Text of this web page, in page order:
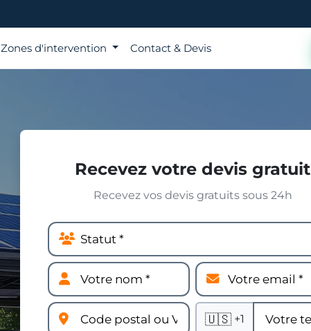
Zones d'intervention Contact & Devis
Recevez votre devis gratuit
Recevez vos devis gratuits sous 24h
🇺🇸 +1